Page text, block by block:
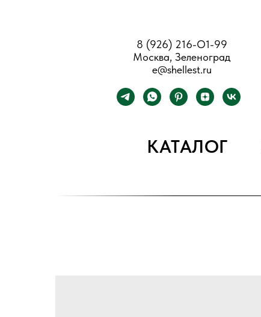
8 (926) 216-О1-99
Москва, Зеленоград
e@shellest.ru
КАТАЛОГ